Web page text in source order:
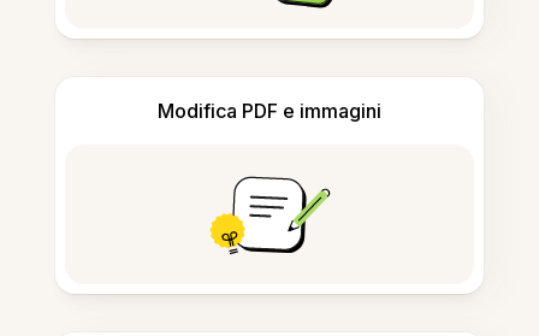
Modifica PDF e immagini